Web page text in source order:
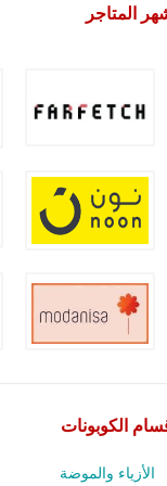
المتاجر
الكوبونات
الأزياء والموضة